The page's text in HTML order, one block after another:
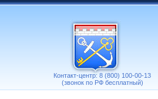
Контакт-центр: 8 (800) 100-00-13
(звонок по РФ бесплатный)